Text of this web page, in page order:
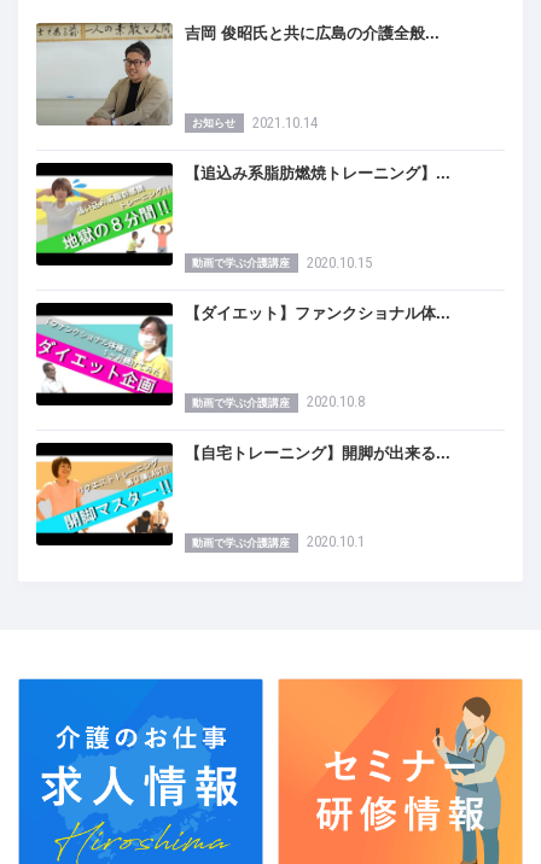
吉岡 俊昭氏と共に広島の介護全般...
お知らせ 2021.10.14
【追込み系脂肪燃焼トレーニング】...
動画で学ぶ介護講座 2020.10.15
【ダイエット】ファンクショナル体...
動画で学ぶ介護講座 2020.10.8
【自宅トレーニング】開脚が出来る...
動画で学ぶ介護講座 2020.10.1